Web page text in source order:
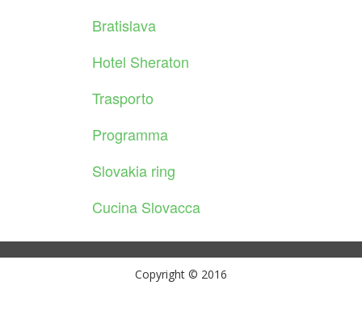
Bratislava
Hotel Sheraton
Trasporto
Programma
Slovakia ring
Cucina Slovacca
Copyright © 2016